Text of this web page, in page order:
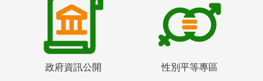
政府資訊公開 性別平等專區